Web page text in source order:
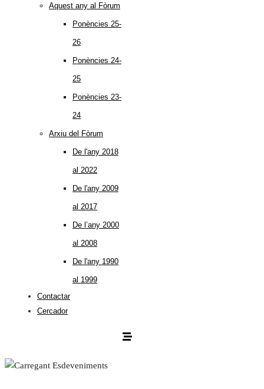
Aquest any al Fòrum
Ponències 25-
26
Ponències 24-
25
Ponències 23-
24
Arxiu del Fòrum
De l'any 2018
al 2022
De l'any 2009
al 2017
De l’any 2000
al 2008
De l'any 1990
al 1999
Contactar
Cercador